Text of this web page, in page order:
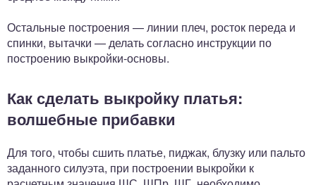
Остальные построения — линии плеч, росток переда и
спинки, вытачки — делать согласно инструкции по
построению выкройки-основы.
Как сделать выкройку платья:
волшебные прибавки
Для того, чтобы сшить платье, пиджак, блузку или пальто
заданного силуэта, при построении выкройки к